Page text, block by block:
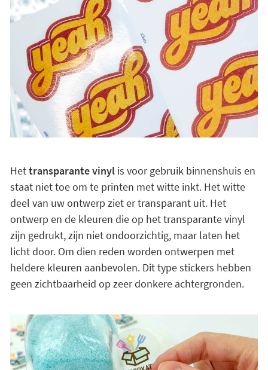
Hettransparante vinylis voor gebruik binnenshuis en
staat niet toe om te printen met witte inkt. Het witte
deel van uw ontwerp ziet er transparant uit. Het
ontwerp en de kleuren die op het transparante vinyl
zijn gedrukt, zijn niet ondoorzichtig, maar laten het
licht door. Om dien reden worden ontwerpen met
heldere kleuren aanbevolen. Dit type stickers hebben
geen zichtbaarheid op zeer donkere achtergronden.